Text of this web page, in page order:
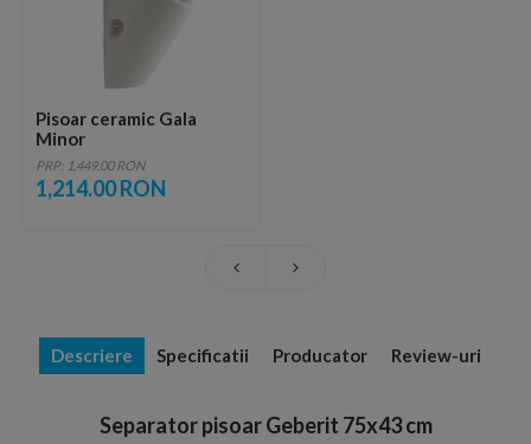
Pisoar ceramic Gala
Minor
PRP: 1,449.00 RON
1,214.00 RON
Descriere Specificatii Producator Review-uri
Separator pisoar Geberit 75x43 cm